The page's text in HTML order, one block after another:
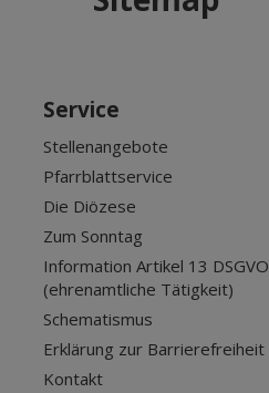
Service
Stellenangebote
Pfarrblattservice
Die Diözese
Zum Sonntag
Information Artikel 13 DSGVO
(ehrenamtliche Tätigkeit)
Schematismus
Erklärung zur Barrierefreiheit
Kontakt